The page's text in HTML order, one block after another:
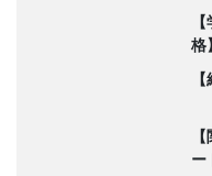
格】
ー